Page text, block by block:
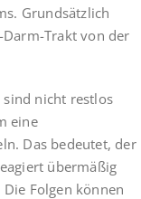
Grundsätzlich
Trakt von der
sind nicht restlos
eine
Das bedeutet, der
übermäßig
Folgen können